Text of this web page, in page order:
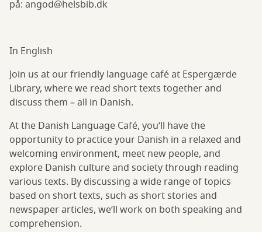
på: angod@helsbib.dk
In English
Join us at our friendly language café at Espergærde
Library, where we read short texts together and
discuss them – all in Danish.
At the Danish Language Café, you’ll have the
opportunity to practice your Danish in a relaxed and
welcoming environment, meet new people, and
explore Danish culture and society through reading
various texts. By discussing a wide range of topics
based on short texts, such as short stories and
newspaper articles, we’ll work on both speaking and
comprehension.